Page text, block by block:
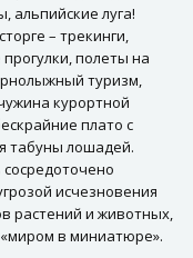
альпийские луга!
– трекинги,
полеты на
туризм,
курортной
плато с
табуны лошадей.
сосредоточено
исчезновения
растений и животных,
в миниатюре».